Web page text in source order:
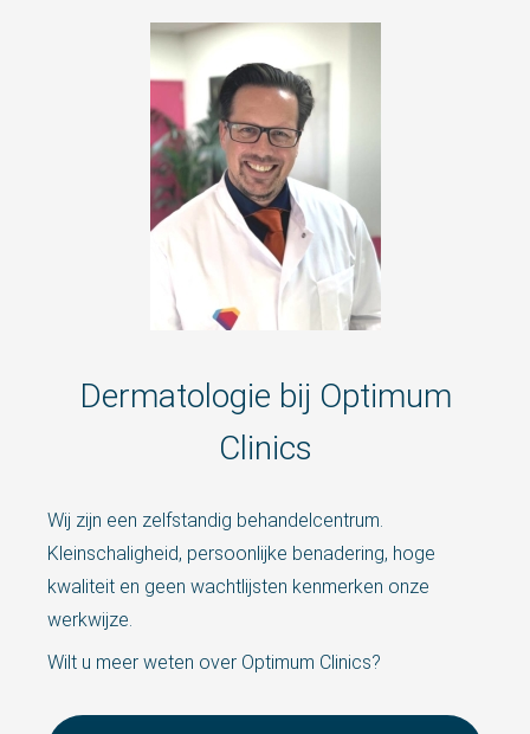
Dermatologie bij Optimum
Clinics
Wij zijn een zelfstandig behandelcentrum.
Kleinschaligheid, persoonlijke benadering, hoge
kwaliteit en geen wachtlijsten kenmerken onze
werkwijze.
Wilt u meer weten over Optimum Clinics?